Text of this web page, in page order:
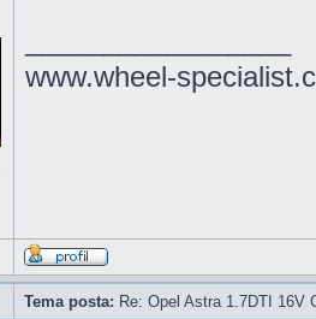
www.wheel-
Tema posta: Re: Opel Astra 1.7DTI 16V